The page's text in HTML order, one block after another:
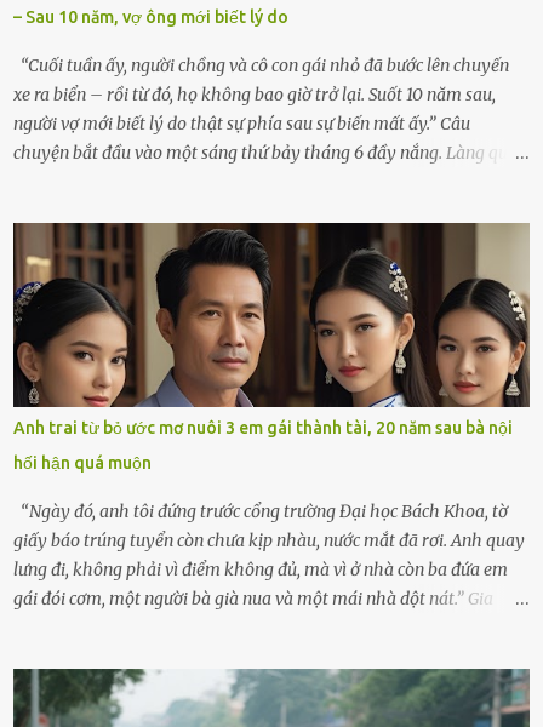
cúi xuống lau chùi bát hương, một luồng gió lạ thoáng qua, khiến
tôi giật mình. Và rồi, một chuyện kinh...
– Sau 10 năm, vợ ông mới biết lý do
“Cuối tuần ấy, người chồng và cô con gái nhỏ đã bước lên chuyến
xe ra biển – rồi từ đó, họ không bao giờ trở lại. Suốt 10 năm sau,
người vợ mới biết lý do thật sự phía sau sự biến mất ấy.” Câu
chuyện bắt đầu vào một sáng thứ bảy tháng 6 đầy nắng. Làng quê
không kém. Ông Minh, vốn là một người đàn ông điềm đạm, ít nói,
hôm ấy lại đặc biệt vui vẻ. Ông chuẩn bị hành lý cho chuyến đi biển
cùng cô con gái 8 tuổi tên Thảo. “Em ở nhà nghỉ ngơi nhé, anh đưa
con đi biển hai ngày, để nó được ngắm sóng, nghịch cát. Về chắc nó
sẽ kể cho em nghe cả tuần không hết chuyện.” – Ông Minh cười
hiền, vuốt tóc vợ. Bà Hạnh nhìn chồng và con gái ríu rít chuẩn bị mà
lòng cũng rộn ràng. Bà vốn ít có dịp đi xa vì còn bận buôn bán ở chợ,
nên lần này cũng đành ở nhà. Thảo ôm chầm lấy mẹ trước khi đi:
“Con sẽ nhặt thật nhiều vỏ sò cho mẹ nhé!” Chiếc xe khách lăn
bánh rời khỏi bến...
Anh trai từ bỏ ước mơ nuôi 3 em gái thành tài, 20 năm sau bà nội
hối hận quá muộn
“Ngày đó, anh tôi đứng trước cổng trường Đại học Bách Khoa, tờ
giấy báo trúng tuyển còn chưa kịp nhàu, nước mắt đã rơi. Anh quay
lưng đi, không phải vì điểm không đủ, mà vì ở nhà còn ba đứa em
gái đói cơm, một người bà già nua và một mái nhà dột nát.” Gia
có tin tức. Mọi gánh nặng đổ dồn lên đôi vai gầy guộc của bà nội –
cụ Nguyễn Thị Đào – và cậu con trai cả là Trí, lúc đó mới chỉ 17 tuổi.